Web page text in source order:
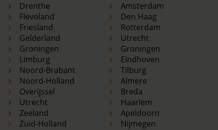
Drenthe
Flevoland
Friesland
Gelderland
Groningen
Limburg
Noord-Brabant
Noord-Holland
Overijssel
Utrecht
Zeeland
Zuid-Holland
Amsterdam
Den Haag
Rotterdam
Utrecht
Groningen
Eindhoven
Tilburg
Almere
Breda
Haarlem
Apeldoorn
Nijmegen